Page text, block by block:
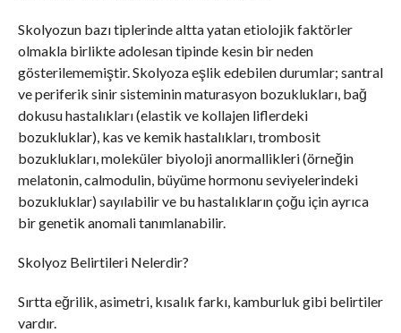
Skolyozun bazı tiplerinde altta yatan etiolojik faktörler
olmakla birlikte adolesan tipinde kesin bir neden
gösterilememiştir. Skolyoza eşlik edebilen durumlar; santral
ve periferik sinir sisteminin maturasyon bozuklukları, bağ
dokusu hastalıkları (elastik ve kollajen liflerdeki
bozukluklar), kas ve kemik hastalıkları, trombosit
bozuklukları, moleküler biyoloji anormallikleri (örneğin
melatonin, calmodulin, büyüme hormonu seviyelerindeki
bozukluklar) sayılabilir ve bu hastalıkların çoğu için ayrıca
bir genetik anomali tanımlanabilir.
Skolyoz Belirtileri Nelerdir?
Sırtta eğrilik, asimetri, kısalık farkı, kamburluk gibi belirtiler
vardır.